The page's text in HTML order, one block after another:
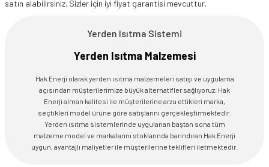
satın alabilirsiniz. Sizler için iyi fiyat garantisi mevcuttur.
Yerden Isıtma Sistemi
Yerden Isıtma Malzemesi
Hak Enerji olarak yerden ısıtma malzemeleri satışı ve uygulama
açısından müşterilerimize büyük alternatifler sağlıyoruz. Hak
Enerji alman kalitesi ile müşterilerine arzu ettikleri marka,
seçtikleri model ürüne göre satışlarını gerçekleştirmektedir.
Yerden ısıtma sistemlerinde uygulanan baştan sona tüm
malzeme model ve markalarını stoklarında barındıran Hak Enerji
uygun, avantajlı maliyetler ile müşterilerine teklifleri iletmektedir.